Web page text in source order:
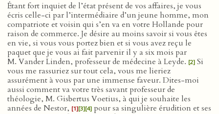
Étant fort inquiet de l’état présent de vos affaires, je vous
écris celle-ci par l’intermédiaire d’un jeune homme, mon
compatriote et voisin qui s’en va en votre Hollande pour
raison de commerce. Je désire au moins savoir si vous êtes
en vie, si vous vous portez bien et si vous avez reçu le
paquet que je vous ai fait parvenir il y a six mois par
M. Vander Linden, professeur de médecine à Leyde. [2] Si
vous me rassuriez sur tout cela, vous me lieriez
assurément à vous par une immense faveur. Dites-moi
aussi comment va votre très savant professeur de
théologie, M. Gisbertus Voetius, à qui je souhaite les
années de Nestor, [1][3][4] pour sa singulière érudition et ses